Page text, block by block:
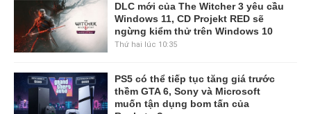
DLC mới của The Witcher 3 yêu cầu
Windows 11, CD Projekt RED sẽ
ngừng kiểm thử trên Windows 10
Thứ hai lúc 10:35
PS5 có thể tiếp tục tăng giá trước
thềm GTA 6, Sony và Microsoft
muốn tận dụng bom tấn của